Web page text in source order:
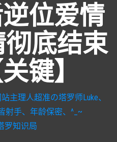
位爱情
底结束
键】
主理人超准の塔罗师Luke、
射手、年龄保密、^_~
罗知识局